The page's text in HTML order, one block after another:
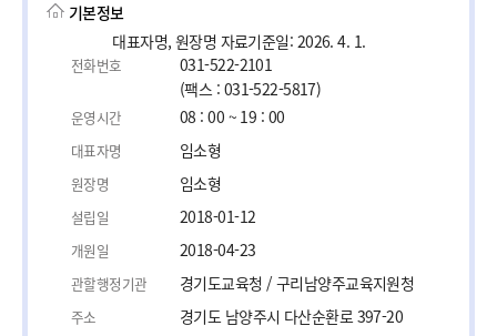
기본정보
대표자명, 원장명 자료기준일: 2026. 4. 1.
전화번호
031-522-2101
(팩스 : 031-522-5817)
운영시간 08 : 00 ~ 19 : 00
대표자명 임소형
원장명 임소형
설립일 2018-01-12
개원일 2018-04-23
관할행정기관 경기도교육청 / 구리남양주교육지원청
주소 경기도 남양주시 다산순환로 397-20